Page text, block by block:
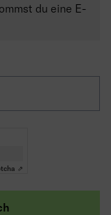
du eine E-
⇗